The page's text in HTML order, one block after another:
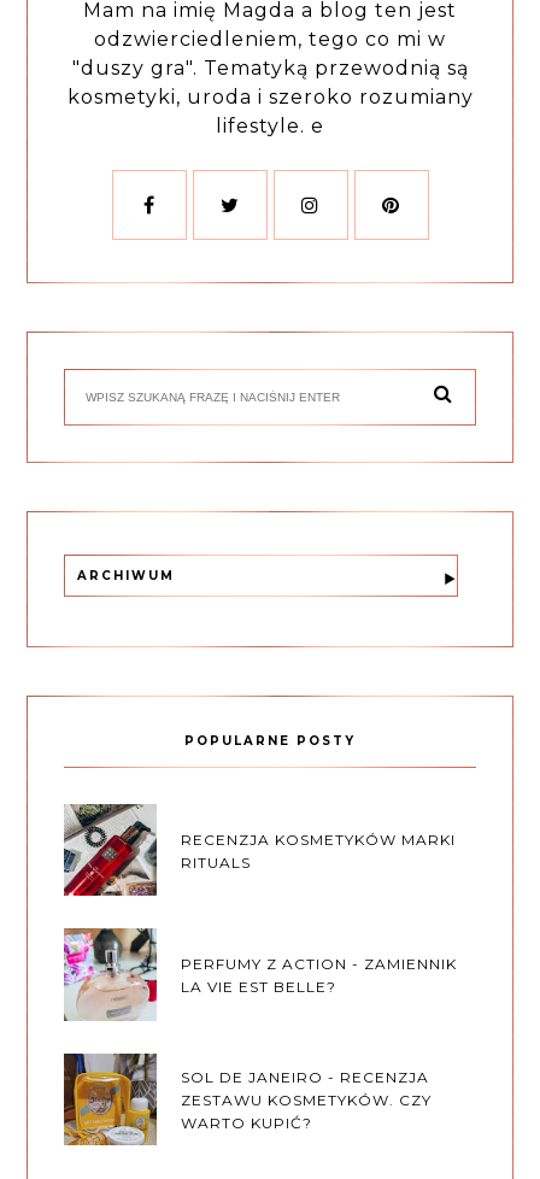
Mam na imię Magda a blog ten jest
odzwierciedleniem, tego co mi w
"duszy gra". Tematyką przewodnią są
kosmetyki, uroda i szeroko rozumiany
lifestyle. e
ARCHIWUM
POPULARNE POSTY
RECENZJA KOSMETYKÓW MARKI
RITUALS
PERFUMY Z ACTION - ZAMIENNIK
LA VIE EST BELLE?
SOL DE JANEIRO - RECENZJA
ZESTAWU KOSMETYKÓW. CZY
WARTO KUPIĆ?